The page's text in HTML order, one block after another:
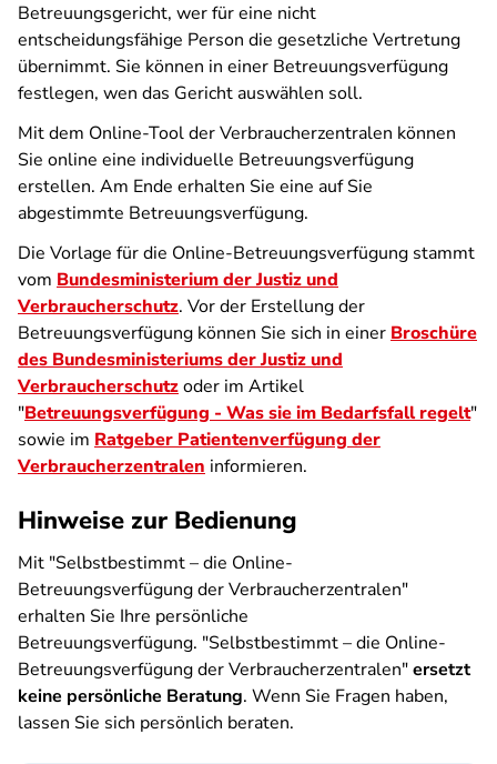
Betreuungsgericht, wer für eine nicht
entscheidungsfähige Person die gesetzliche Vertretung
übernimmt. Sie können in einer Betreuungsverfügung
festlegen, wen das Gericht auswählen soll.
Mit dem Online-Tool der Verbraucherzentralen können
Sie online eine individuelle Betreuungsverfügung
erstellen. Am Ende erhalten Sie eine auf Sie
abgestimmte Betreuungsverfügung.
Die Vorlage für die Online-Betreuungsverfügung stammt
vom Bundesministerium der Justiz und
Verbraucherschutz. Vor der Erstellung der
Betreuungsverfügung können Sie sich in einer Broschüre
des Bundesministeriums der Justiz und
Verbraucherschutzoder im Artikel
"Betreuungsverfügung - Was sie im Bedarfsfall regelt"
sowie im Ratgeber Patientenverfügung der
Verbraucherzentralen informieren.
Hinweise zur Bedienung
Mit "Selbstbestimmt – die Online-
Betreuungsverfügung der Verbraucherzentralen"
erhalten Sie Ihre persönliche
Betreuungsverfügung. "Selbstbestimmt – die Online-
Betreuungsverfügung der Verbraucherzentralen"ersetzt
keine persönliche Beratung. Wenn Sie Fragen haben,
lassen Sie sich persönlich beraten.